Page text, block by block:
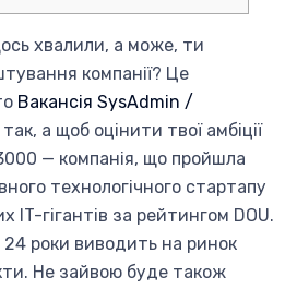
хвалили, а може, ти
компанії? Це
Вакансія SysAdmin /
так, а щоб оцінити твої амбіції
— компанія, що пройшла
технологічного стартапу
IT-гігантів за рейтингом DOU.
роки виводить на ринок
Не зайвою буде також